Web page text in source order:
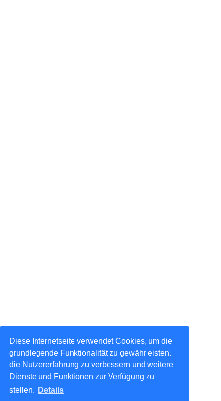
Diese Internetseite verwendet Cookies, um die
grundlegende Funktionalität zu gewährleisten,
die Nutzererfahrung zu verbessern und weitere
Dienste und Funktionen zur Verfügung zu
stellen.
Details